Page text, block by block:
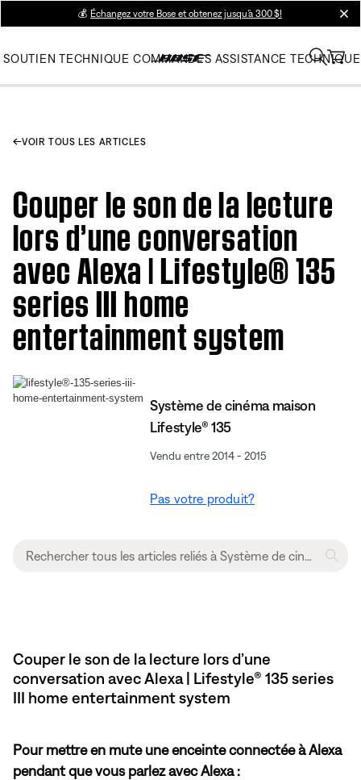
💰 Échangez votre Bose et obtenez jusqu’à 300 $!
SOUTIEN TECHNIQUE COMMANDES ASSISTANCE TECHNIQUE
VOIR TOUS LES ARTICLES
Couper le son de la lecture
lors d’une conversation
avec Alexa | Lifestyle® 135
series III home
entertainment system
Système de cinéma maison
Lifestyle® 135
Vendu entre 2014 - 2015
Pas votre produit?
Couper le son de la lecture lors d’une
conversation avec Alexa | Lifestyle® 135 series
III home entertainment system
Pour mettre en mute une enceinte connectée à Alexa
pendant que vous parlez avec Alexa :